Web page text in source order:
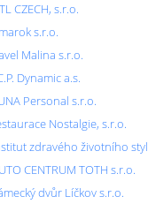
CZECH, s.r.o.
s.r.o.
Malina s.r.o.
Dynamic a.s.
Personal s.r.o.
Nostalgie, s.r.o.
zdravého životního
CENTRUM TOTH s.r.o.
dvůr Líčkov s.r.o.